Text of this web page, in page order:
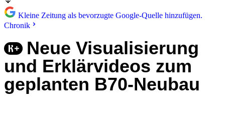
Kleine Zeitung als bevorzugte Google-Quelle hinzufügen.
Chronik
Neue Visualisierung
und Erklärvideos zum
geplanten B70-Neubau